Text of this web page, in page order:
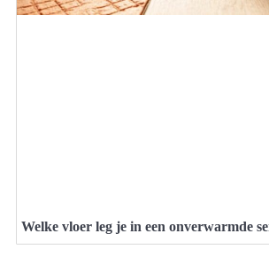
Welke vloer leg je in een onverwarmde